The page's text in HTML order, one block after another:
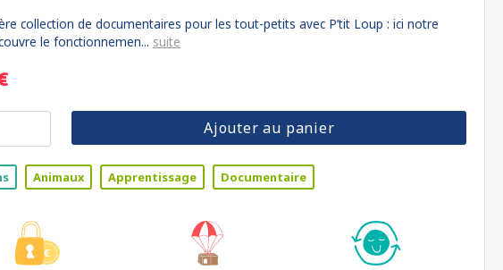
collection de documentaires pour les tout-petits avec P’tit Loup : ici notre
le fonctionnemen... suite
Ajouter au panier
Animaux Apprentissage Documentaire